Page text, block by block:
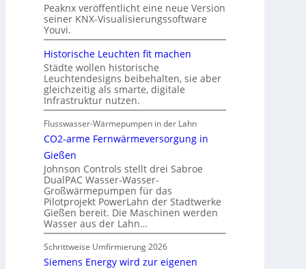
Peaknx veröffentlicht eine neue Version
seiner KNX-Visualisierungssoftware
Youvi.
Historische Leuchten fit machen
Städte wollen historische
Leuchtendesigns beibehalten, sie aber
gleichzeitig als smarte, digitale
Infrastruktur nutzen.
Flusswasser-Wärmepumpen in der Lahn
CO2-arme Fernwärmeversorgung in
Gießen
Johnson Controls stellt drei Sabroe
DualPAC Wasser-Wasser-
Großwärmepumpen für das
Pilotprojekt PowerLahn der Stadtwerke
Gießen bereit. Die Maschinen werden
Wasser aus der Lahn…
Schrittweise Umfirmierung 2026
Siemens Energy wird zur eigenen